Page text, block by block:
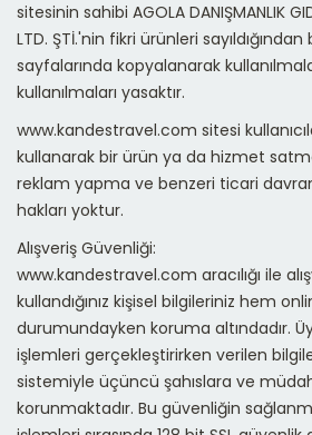
sitesinin sahibi AGOLA DANIŞMANLIK
LTD. ŞTİ.'nin fikri ürünleri
sayfalarında kopyalanarak
kullanılmaları yasaktır.
www.kandestravel.com sitesi
kullanarak bir ürün ya da hizmet
reklam yapma ve benzeri ticari
hakları yoktur.
Alışveriş Güvenliği:
www.kandestravel.com aracılığı ile
kullandığınız kişisel bilgileriniz hem
durumundayken koruma altındadır.
işlemleri gerçekleştirirken verilen
sistemiyle üçüncü şahıslara ve
korunmaktadır. Bu güvenliğin